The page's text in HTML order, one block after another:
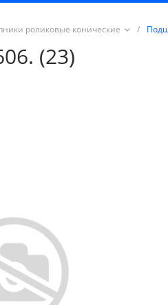
роликовые конические /
(23)